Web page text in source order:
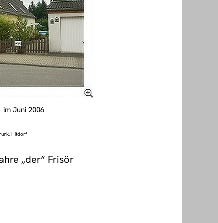
im Juni 2006
Hitdorf
„der“ Frisör